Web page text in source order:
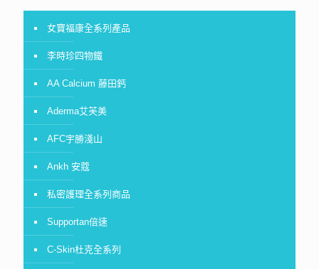
女寶福康全系列產品
李時珍四物鐵
AA Calcium 藤田鈣
Aderma艾芙美
AFC宇勝淺山
Ankh 安蔻
私密護理全系列商品
Supportan倍速
C-Skin杜克全系列